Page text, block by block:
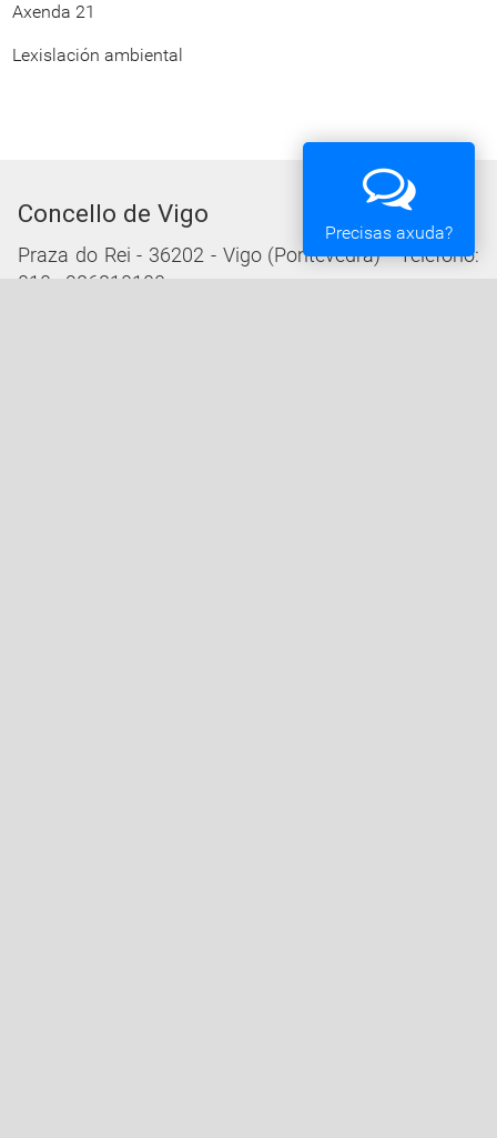
Axenda 21
Lexislación ambiental
Concello de Vigo
Praza do Rei - 36202 - Vigo (Pontevedra) - Teléfono:
010 - 986810100
Precisas axuda?